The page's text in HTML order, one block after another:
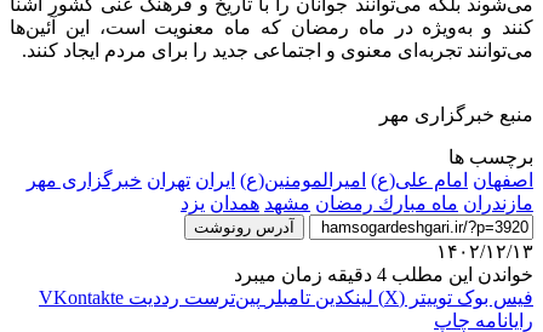
کنند و به‌ویژه در ماه رمضان که ماه معنویت است، این آئین‌ها
می‌توانند تجربه‌ای معنوی و اجتماعی جدید را برای مردم ایجاد کنند.
منبع خبرگزاری مهر
برچسب ها
اصفهان امام علی(ع) امیرالمومنین(ع) ایران تهران خبرگزاری مهر
مازندران ماه مبارك رمضان مشهد همدان یزد
آدرس رونوشت
۱۴۰۲/۱۲/۱۳
خواندن این مطلب 4 دقیقه زمان میبرد
فیس بوک توییتر (X) لینکدین ‫تامبلر ‫پین‌ترست ‫رددیت ‫VKontakte
رایانامه چاپ